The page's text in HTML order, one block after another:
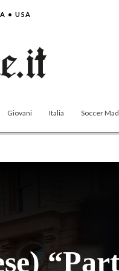
• USA
Giovani Italia Soccer